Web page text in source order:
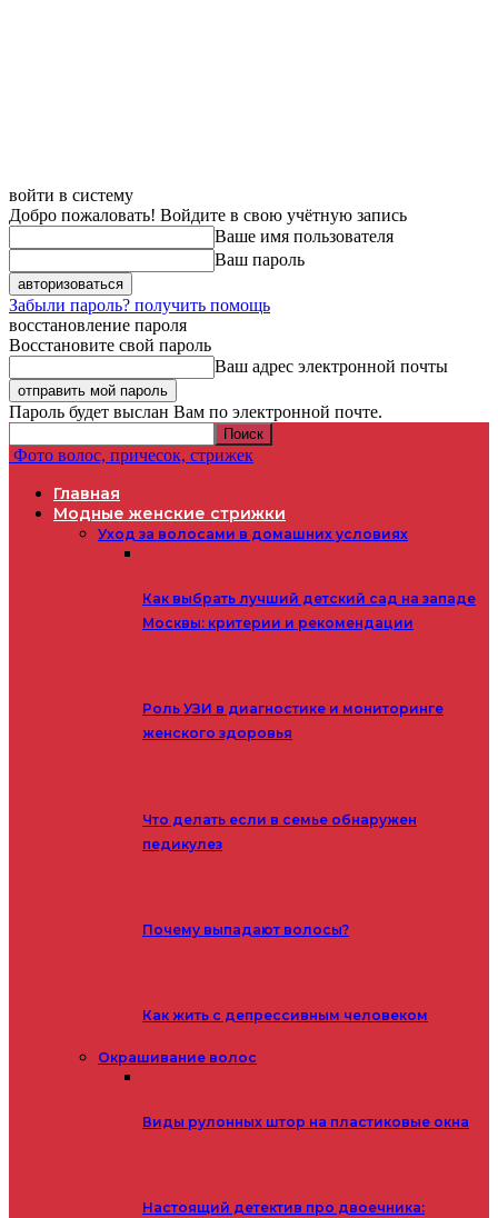
войти в систему
Добро пожаловать! Войдите в свою учётную запись
Ваше имя пользователя
Ваш пароль
Забыли пароль? получить помощь
восстановление пароля
Восстановите свой пароль
Ваш адрес электронной почты
Пароль будет выслан Вам по электронной почте.
Фото волос, причесок, стрижек
Главная
Модные женские стрижки
Уход за волосами в домашних условиях
Как выбрать лучший детский сад на западе
Москвы: критерии и рекомендации
Роль УЗИ в диагностике и мониторинге
женского здоровья
Что делать если в семье обнаружен
педикулез
Почему выпадают волосы?
Как жить с депрессивным человеком
Окрашивание волос
Виды рулонных штор на пластиковые окна
Настоящий детектив про двоечника: